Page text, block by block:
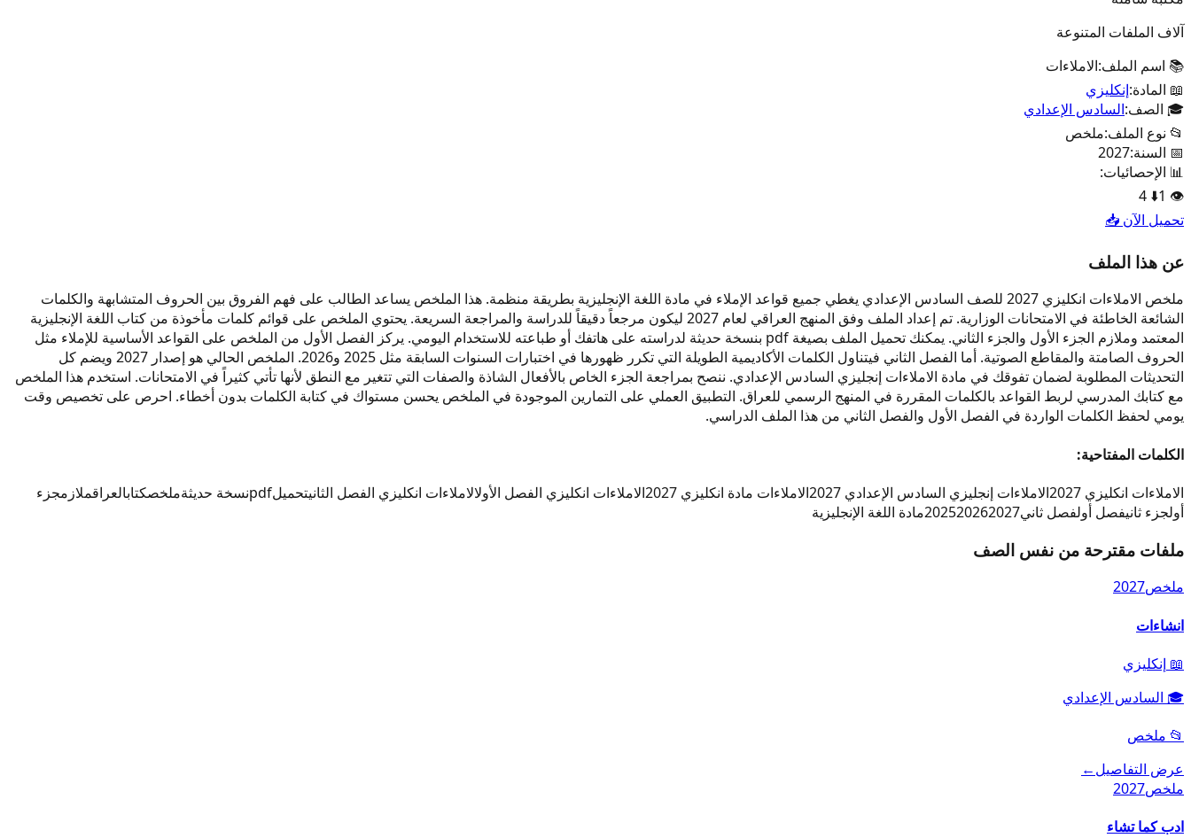
آلاف الملفات المتنوعة
📚 اسم الملف:الاملاءات
📖 المادة:إنكليزي
🎓 الصف:السادس الإعدادي
📂 نوع الملف:ملخص
📅 السنة:2027
📊 الإحصائيات:
👁️
1
⬇️
4
تحميل الآن 📥
عن هذا الملف
ملخص الاملاءات انكليزي 2027 للصف السادس الإعدادي يغطي جميع قواعد الإملاء في مادة اللغة الإنجليزية بطريقة منظمة. هذا الملخص يساعد الطالب على فهم الفروق بين الحروف المتشابهة والكلمات
الشائعة الخاطئة في الامتحانات الوزارية. تم إعداد الملف وفق المنهج العراقي لعام 2027 ليكون مرجعاً دقيقاً للدراسة والمراجعة السريعة. يحتوي الملخص على قوائم كلمات مأخوذة من كتاب اللغة الإنجليزية
المعتمد وملازم الجزء الأول والجزء الثاني. يمكنك تحميل الملف بصيغة pdf بنسخة حديثة لدراسته على هاتفك أو طباعته للاستخدام اليومي. يركز الفصل الأول من الملخص على القواعد الأساسية للإملاء مثل
الحروف الصامتة والمقاطع الصوتية. أما الفصل الثاني فيتناول الكلمات الأكاديمية الطويلة التي تكرر ظهورها في اختبارات السنوات السابقة مثل 2025 و2026. الملخص الحالي هو إصدار 2027 ويضم كل
التحديثات المطلوبة لضمان تفوقك في مادة الاملاءات إنجليزي السادس الإعدادي. ننصح بمراجعة الجزء الخاص بالأفعال الشاذة والصفات التي تتغير مع النطق لأنها تأتي كثيراً في الامتحانات. استخدم هذا الملخص
مع كتابك المدرسي لربط القواعد بالكلمات المقررة في المنهج الرسمي للعراق. التطبيق العملي على التمارين الموجودة في الملخص يحسن مستواك في كتابة الكلمات بدون أخطاء. احرص على تخصيص وقت
يومي لحفظ الكلمات الواردة في الفصل الأول والفصل الثاني من هذا الملف الدراسي.
الكلمات المفتاحية:
الاملاءات انكليزي 2027
الاملاءات إنجليزي السادس الإعدادي 2027 الاملاءات مادة انكليزي 2027 الاملاءات انكليزي الفصل الأولالاملاءات انكليزي الفصل الثانيتحميلpdfنسخة حديثةملخصكتابالعراقملازمجزء
أولجزء ثانيفصل أولفصل ثاني 202520262027 مادة اللغة الإنجليزية
ملفات مقترحة من نفس الصف
ملخص2027
انشاءات
📖 إنكليزي
🎓 السادس الإعدادي
📂 ملخص
عرض التفاصيل←
ملخص2027
ادب كما تشاء